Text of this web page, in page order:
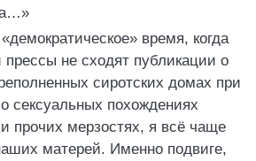
время, когда
не сходят публикации о
сиротских домах при
сексуальных похождениях
прочих мерзостях, я всё чаще
матерей. Именно подвиге,